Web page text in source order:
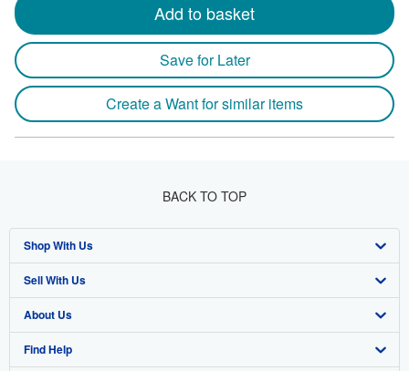
Add to basket
Save for Later
Create a Want for similar items
BACK TO TOP
Shop With Us
Advanced Search
Browse Collections
My Account
Sell With Us
Start Selling
Join Our Affiliate Program
About Us
About AbeBooks
Find Help